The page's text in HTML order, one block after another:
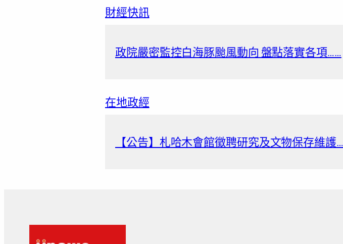
財經快訊
政院嚴密監控白海豚颱風動向 盤點落實各項……
在地政經
【公告】札哈木會館徵聘研究及文物保存維護